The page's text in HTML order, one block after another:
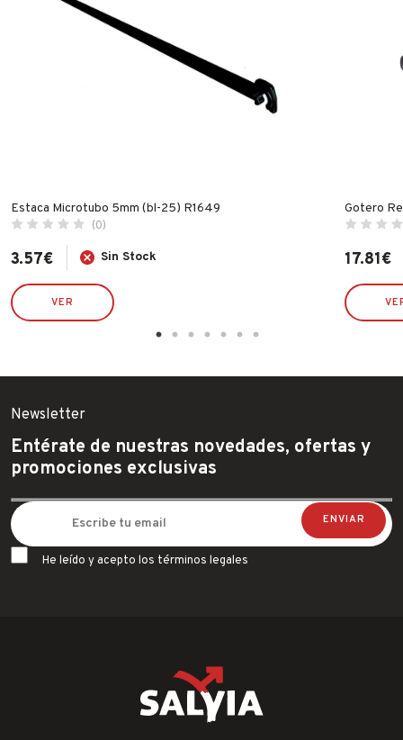
Estaca Microtubo 5mm (bl-25) R1649
(0)
3.57€ Sin Stock
VER
Gotero
17.81€
Newsletter
Entérate de nuestras novedades, ofertas y
promociones exclusivas
He leído y acepto los términos legales